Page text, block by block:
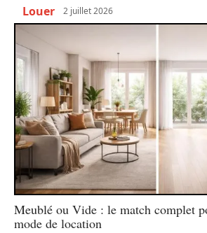
Louer 2 juillet 2026
Meublé ou Vide : le match complet
mode de location